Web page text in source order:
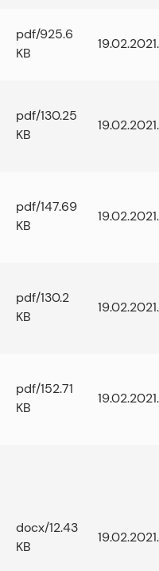
pdf/925.6
KB
19.02.2021.
pdf/130.25
KB
19.02.2021.
pdf/147.69
KB
19.02.2021.
pdf/130.2
KB
19.02.2021.
pdf/152.71
KB
19.02.2021.
docx/12.43
KB
19.02.2021.